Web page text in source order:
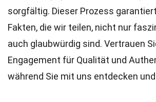
sorgfältig. Dieser Prozess
Fakten, die wir teilen, nicht nur
auch glaubwürdig sind. Vertrauen
Engagement für Qualität und
während Sie mit uns entdecken